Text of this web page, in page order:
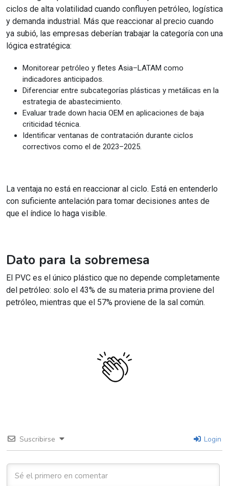
ciclos de alta volatilidad cuando confluyen petróleo, logística
y demanda industrial. Más que reaccionar al precio cuando
ya subió, las empresas deberían trabajar la categoría con una
lógica estratégica:
Monitorear petróleo y fletes Asia–LATAM como
indicadores anticipados.
Diferenciar entre subcategorías plásticas y metálicas en la
estrategia de abastecimiento.
Evaluar trade down hacia OEM en aplicaciones de baja
criticidad técnica.
Identificar ventanas de contratación durante ciclos
correctivos como el de 2023–2025.
La ventaja no está en reaccionar al ciclo. Está en entenderlo
con suficiente antelación para tomar decisiones antes de
que el índice lo haga visible.
Dato para la sobremesa
El PVC es el único plástico que no depende completamente
del petróleo: solo el 43% de su materia prima proviene del
petróleo, mientras que el 57% proviene de la sal común.
Suscribirse Login